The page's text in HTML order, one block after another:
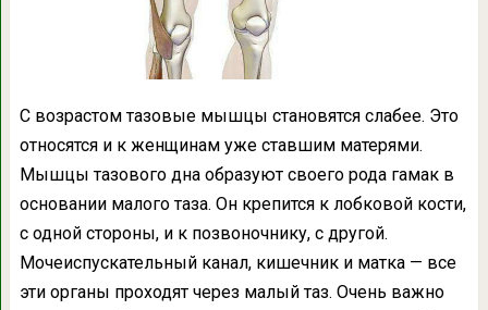
С возрастом тазовые мышцы становятся слабее. Это
относятся и к женщинам уже ставшим матерями.
Мышцы тазового дна образуют своего рода гамак в
основании малого таза. Он крепится к лобковой кости,
с одной стороны, и к позвоночнику, с другой.
Мочеиспускательный канал, кишечник и матка — все
эти органы проходят через малый таз. Очень важно